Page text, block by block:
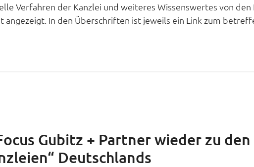
Verfahren der Kanzlei und weiteres Wissenswertes von den
angezeigt. In den Überschriften ist jeweils ein Link zum
Gubitz + Partner wieder zu den
Deutschlands